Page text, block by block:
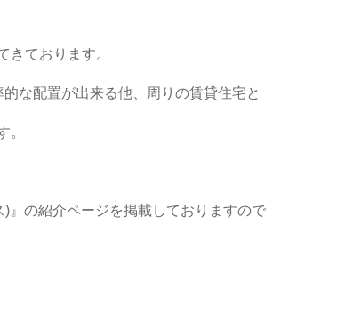
きております。
な配置が出来る他、周りの賃貸住宅と
。
』の紹介ページを掲載しておりますので